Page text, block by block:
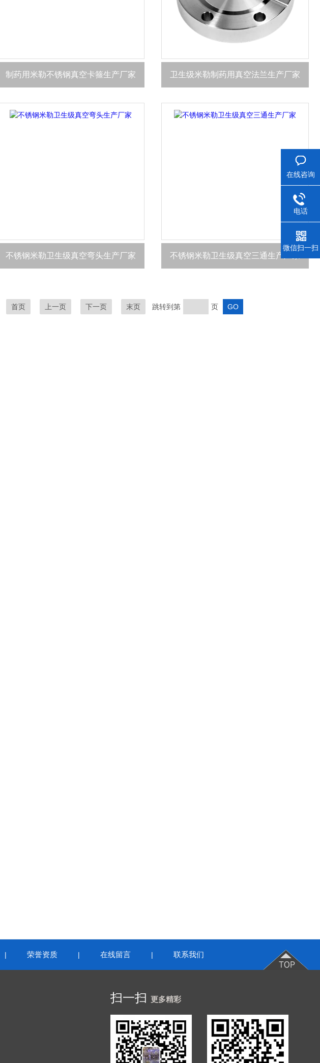
制药用米勒不锈钢真空卡箍生产厂家 卫生级米勒制药用真空法兰生产厂家
不锈钢米勒卫生级真空弯头生产厂家 不锈钢米勒卫生级真空三通生产厂家
首页 上一页 下一页 末页 跳转到第 页
| 荣誉资质 | 在线留言 | 联系我们
扫一扫 更多精彩
在线咨询
电话
微信扫一扫